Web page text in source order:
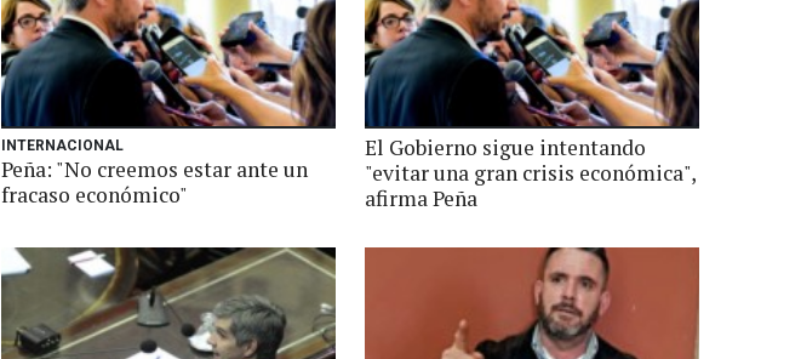
INTERNACIONAL
Peña: "No creemos estar ante un
fracaso económico"
El Gobierno sigue intentando
"evitar una gran crisis económica",
afirma Peña